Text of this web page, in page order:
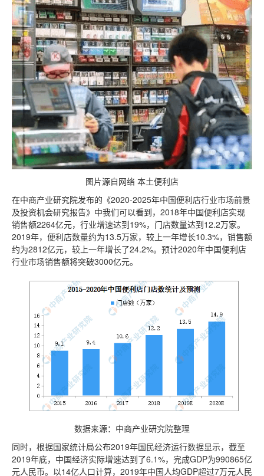
图片源自网络 本土便利店
在中商产业研究院发布的《2020-2025年中国便利店行业市场前景
及投资机会研究报告》中我们可以看到，2018年中国便利店实现
销售额2264亿元，行业增速达到19%，门店数量达到12.2万家。
2019年，便利店数量约为13.5万家，较上一年增长10.3%，销售额
约为2812亿元，较上一年增长了24.2%。预计2020年中国便利店
行业市场销售额将突破3000亿元。
数据来源：中商产业研究院整理
同时，根据国家统计局公布2019年国民经济运行数据显示，截至
2019年底，中国经济实际增速达到了6.1%，完成GDP为990865亿
元人民币。以14亿人口计算，2019年中国人均GDP超过7万元人民